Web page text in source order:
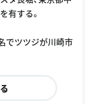
有する。
でツツジが川崎市